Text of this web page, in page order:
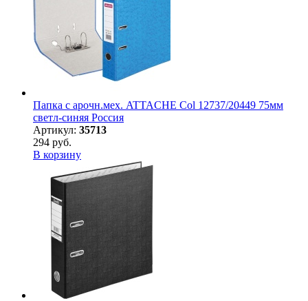
Папка с арочн.мех. ATTACHE Col 12737/20449 75мм
светл-синяя Россия
Артикул: 35713
294 руб.
В корзину